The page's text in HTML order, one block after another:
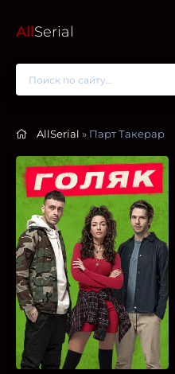
AllSerial
AllSerial » Парт Такерар